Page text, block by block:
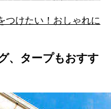
つけたい！おしゃれに
、タープもおすす